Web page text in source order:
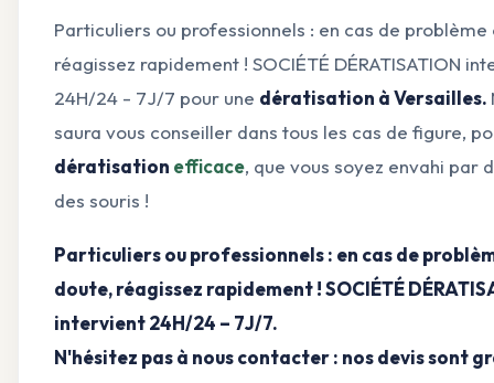
Particuliers ou professionnels : en cas de problème
réagissez rapidement ! SOCIÉTÉ DÉRATISATION
24H/24 - 7J/7 pour une dératisation à Versailles.
saura vous conseiller dans tous les cas de figure,
dératisation efficace, que vous soyez envahi par
des souris !
Particuliers ou professionnels : en cas de
doute, réagissez rapidement ! SOCIÉTÉ
intervient 24H/24 – 7J/7.
N'hésitez pas à nous contacter : nos devis sont